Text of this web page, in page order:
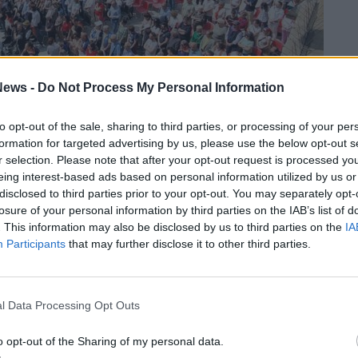
- Do Not Process My Personal Information
opt-out of the sale, sharing to third parties, or processing of your
for targeted advertising by us, please use the below opt-out
selection. Please note that after your opt-out request is processed
interest-based ads based on personal information utilized by us
to third parties prior to your opt-out. You may separately
of your personal information by third parties on the IAB’s list of
This information may also be disclosed by us to third parties on the
Participants that may further disclose it to other third parties.
Data Processing Opt Outs
opt-out of the Sharing of my personal data.
due immagini che diconodinamicità,
gli schemi stantii, che invita alla
dicono calore, colore e forza, coraggio di
percorsi, bandendo scoraggiamento e
monsignor Cairati durante l’omelia -.
apre a nuove, inedite e coraggiose forme
. Laddove il pensiero e il linguaggio
per la convergenza in vista del bene